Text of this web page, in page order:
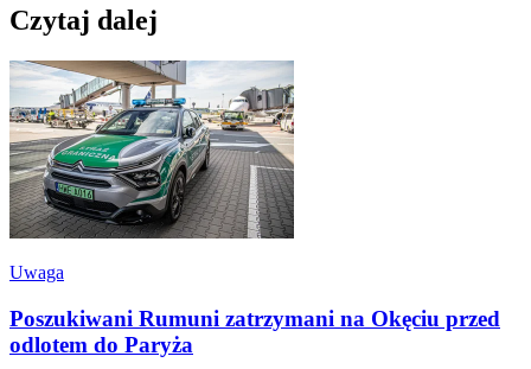
Czytaj dalej
Uwaga
Poszukiwani Rumuni zatrzymani na Okęciu przed
odlotem do Paryża